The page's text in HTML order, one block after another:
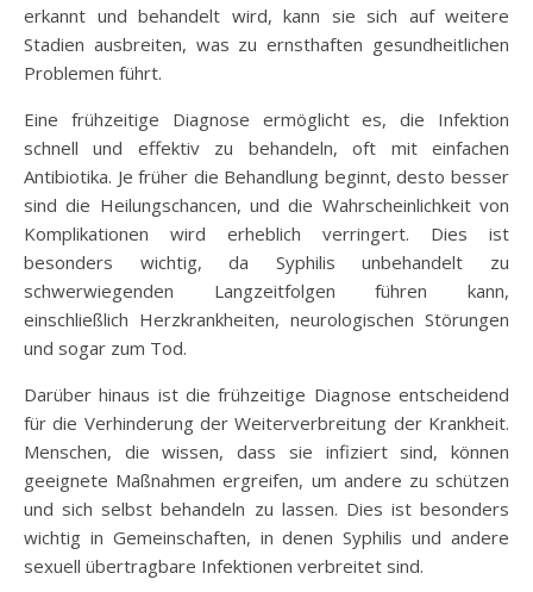
erkannt und behandelt wird, kann sie sich auf weitere
Stadien ausbreiten, was zu ernsthaften gesundheitlichen
Problemen führt.
Eine frühzeitige Diagnose ermöglicht es, die Infektion
schnell und effektiv zu behandeln, oft mit einfachen
Antibiotika. Je früher die Behandlung beginnt, desto besser
sind die Heilungschancen, und die Wahrscheinlichkeit von
Komplikationen wird erheblich verringert. Dies ist
besonders wichtig, da Syphilis unbehandelt zu
schwerwiegenden Langzeitfolgen führen kann,
einschließlich Herzkrankheiten, neurologischen Störungen
und sogar zum Tod.
Darüber hinaus ist die frühzeitige Diagnose entscheidend
für die Verhinderung der Weiterverbreitung der Krankheit.
Menschen, die wissen, dass sie infiziert sind, können
geeignete Maßnahmen ergreifen, um andere zu schützen
und sich selbst behandeln zu lassen. Dies ist besonders
wichtig in Gemeinschaften, in denen Syphilis und andere
sexuell übertragbare Infektionen verbreitet sind.